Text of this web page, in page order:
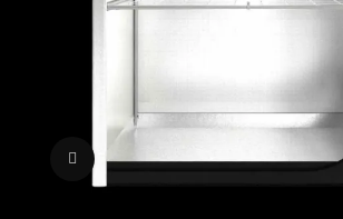
Click to enlarge